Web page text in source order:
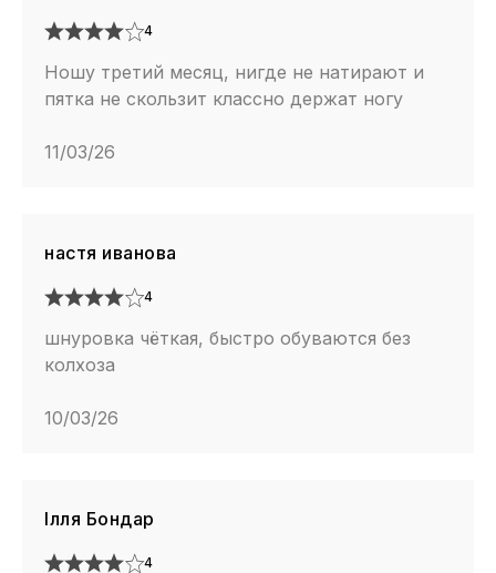
4
Ношу третий месяц, нигде не натирают и
пятка не скользит классно держат ногу
11/03/26
настя иванова
4
шнуровка чёткая, быстро обуваются без
колхоза
10/03/26
Ілля Бондар
4